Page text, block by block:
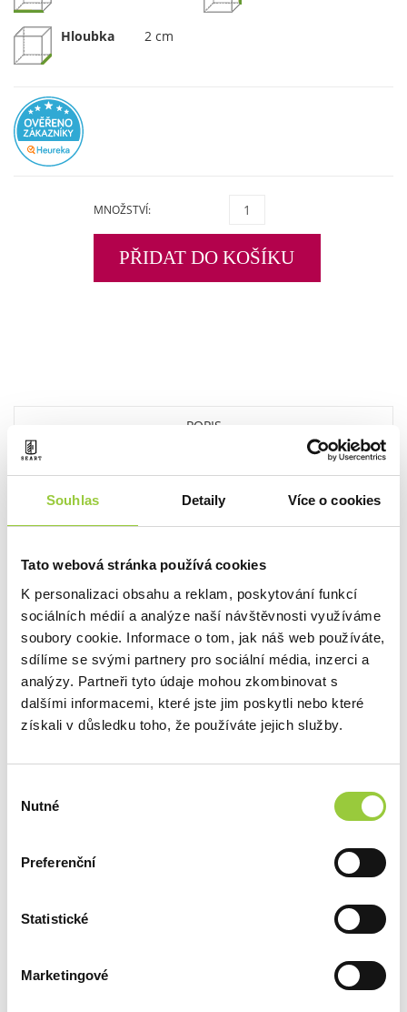
Souhlas Detaily Více o cookies
Tato webová stránka používá cookies
K personalizaci obsahu a reklam, poskytování funkcí
sociálních médií a analýze naší návštěvnosti využíváme
soubory cookie. Informace o tom, jak náš web používáte,
sdílíme se svými partnery pro sociální média, inzerci a
analýzy. Partneři tyto údaje mohou zkombinovat s
dalšími informacemi, které jste jim poskytli nebo které
získali v důsledku toho, že používáte jejich služby.
souhlasu
Nutné
Preferenční
Statistické
Marketingové
Hloubka 2 cm
MNOŽSTVÍ:
PŘIDAT DO KOŠÍKU
POPIS
DOTAZ K PRODUKTU
DALŠÍ PRODUKTY Z
TÉTO KATEGORIE
ZOBRAZIT JINÉ PRODUKTY Z TÉTO KATEGORIE